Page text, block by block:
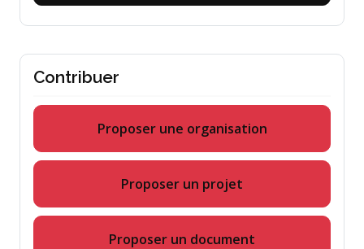
Contribuer
Proposer une organisation
Proposer un projet
Proposer un document